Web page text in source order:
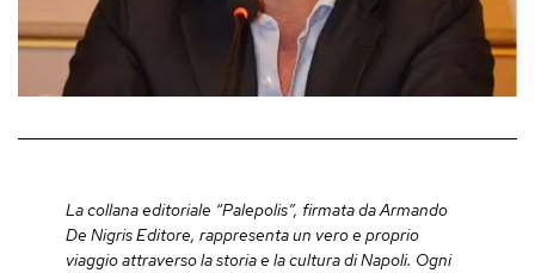
La collana editoriale “Palepolis”, firmata da Armando
De Nigris Editore, rappresenta un vero e proprio
viaggio attraverso la storia e la cultura di Napoli. Ogni